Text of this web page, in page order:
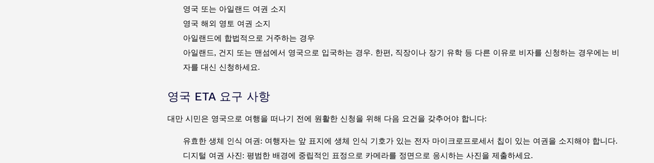
영국 또는 아일랜드 여권 소지
영국 해외 영토 여권 소지
아일랜드에 합법적으로 거주하는 경우
아일랜드, 건지 또는 맨섬에서 영국으로 입국하는 경우. 한편, 직장이나 장기 유학 등 다른 이유로 비자를 신청하는 경우에는 비
자를 대신 신청하세요.
영국 ETA 요구 사항
대만 시민은 영국으로 여행을 떠나기 전에 원활한 신청을 위해 다음 요건을 갖추어야 합니다:
유효한 생체 인식 여권: 여행자는 앞 표지에 생체 인식 기호가 있는 전자 마이크로프로세서 칩이 있는 여권을 소지해야 합니다.
디지털 여권 사진: 평범한 배경에 중립적인 표정으로 카메라를 정면으로 응시하는 사진을 제출하세요.